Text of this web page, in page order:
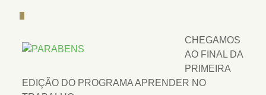
CHEGAMOS
AO FINAL DA
PRIMEIRA
EDIÇÃO DO PROGRAMA APRENDER NO